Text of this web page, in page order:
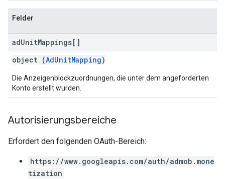
Felder
adUnitMappings[]
object (AdUnitMapping)
Die Anzeigenblockzuordnungen, die unter dem angeforderten
Konto erstellt wurden.
Autorisierungsbereiche
Erfordert den folgenden OAuth-Bereich:
https://www.googleapis.com/auth/admob.mone
tization